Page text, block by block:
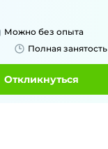
Можно без опыта
Полная занятость
Откликнуться